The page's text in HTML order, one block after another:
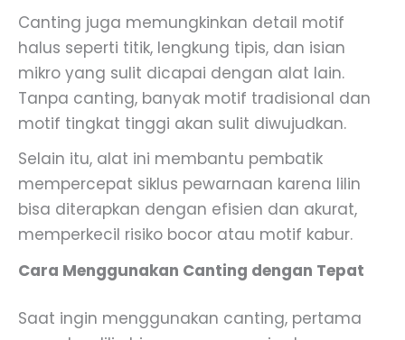
Canting juga memungkinkan detail motif
halus seperti titik, lengkung tipis, dan isian
mikro yang sulit dicapai dengan alat lain.
Tanpa canting, banyak motif tradisional dan
motif tingkat tinggi akan sulit diwujudkan.
Selain itu, alat ini membantu pembatik
mempercepat siklus pewarnaan karena lilin
bisa diterapkan dengan efisien dan akurat,
memperkecil risiko bocor atau motif kabur.
Cara Menggunakan Canting dengan Tepat
Saat ingin menggunakan canting, pertama